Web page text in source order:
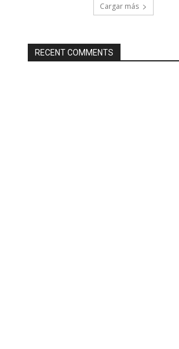
Cargar más
RECENT COMMENTS